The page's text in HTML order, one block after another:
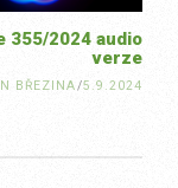
355/2024 audio
verze
BŘEZINA/5.9.2024